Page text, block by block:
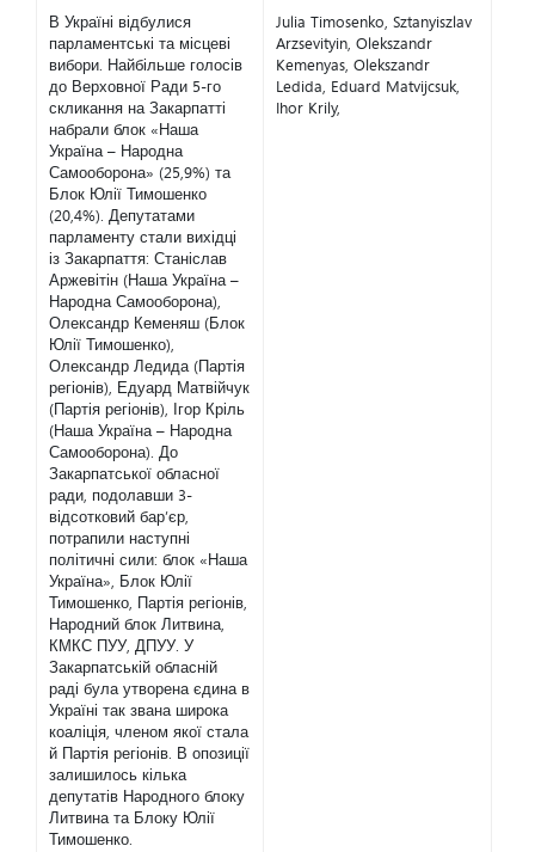
В Україні відбулися
парламентські та місцеві
вибори. Найбільше голосів
до Верховної Ради 5-го
скликання на Закарпатті
набрали блок «Наша
Україна – Народна
Самооборона» (25,9%) та
Блок Юлії Тимошенко
(20,4%). Депутатами
парламенту стали вихідці
із Закарпаття: Станіслав
Аржевітін (Наша Україна –
Народна Самооборона),
Олександр Кеменяш (Блок
Юлії Тимошенко),
Олександр Ледида (Партія
регіонів), Едуард Матвійчук
(Партія регіонів), Ігор Кріль
(Наша Україна – Народна
Самооборона). До
Закарпатської обласної
ради, подолавши 3-
відсотковий бар’єр,
потрапили наступні
політичні сили: блок «Наша
Україна», Блок Юлії
Тимошенко, Партія регіонів,
Народний блок Литвина,
КМКС ПУУ, ДПУУ. У
Закарпатській обласній
раді була утворена єдина в
Україні так звана широка
коаліція, членом якої стала
й Партія регіонів. В опозиції
залишилось кілька
депутатів Народного блоку
Литвина та Блоку Юлії
Тимошенко.
Julia Timosenko, Sztanyiszlav
Arzsevityin, Olekszandr
Kemenyas, Olekszandr
Ledida, Eduard Matvijcsuk,
Ihor Krily,